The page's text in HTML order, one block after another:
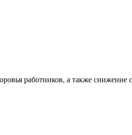
работников, а также снижение